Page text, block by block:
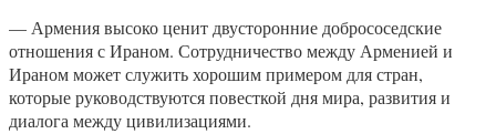
— Армения высоко ценит двусторонние добрососедские
отношения с Ираном. Сотрудничество между Арменией и
Ираном может служить хорошим примером для стран,
которые руководствуются повесткой дня мира, развития и
диалога между цивилизациями.